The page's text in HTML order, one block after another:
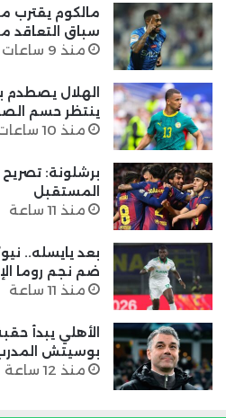
مالكوم يقترب
سباق التعاقد
منذ 9 ساعات
الهلال يصطدم
ينتظر حسم
منذ 10 ساعات
برشلونة:
المستقبل
منذ 11 ساعة
بعد يايسله..
ضم نجم روما
منذ 11 ساعة
الأهلي يبدأ
بوسيتش
منذ 12 ساعة